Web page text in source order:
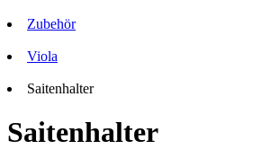
Zubehör
Viola
Saitenhalter
Saitenhalter